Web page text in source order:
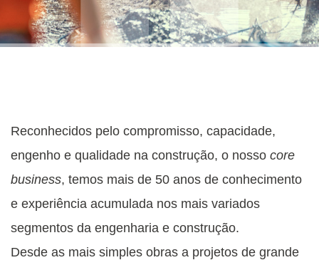
Reconhecidos pelo compromisso, capacidade,
engenho e qualidade na construção, o nosso core
business, temos mais de 50 anos de conhecimento
e experiência acumulada nos mais variados
segmentos da engenharia e construção.
Desde as mais simples obras a projetos de grande